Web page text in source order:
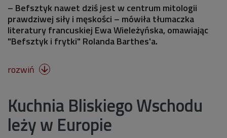
– Befsztyk nawet dziś jest w centrum mitologii
prawdziwej siły i męskości – mówiła tłumaczka
literatury francuskiej Ewa Wieleżyńska, omawiając
"Befsztyk i frytki" Rolanda Barthes'a.
rozwiń 
Kuchnia Bliskiego Wschodu
leży w Europie